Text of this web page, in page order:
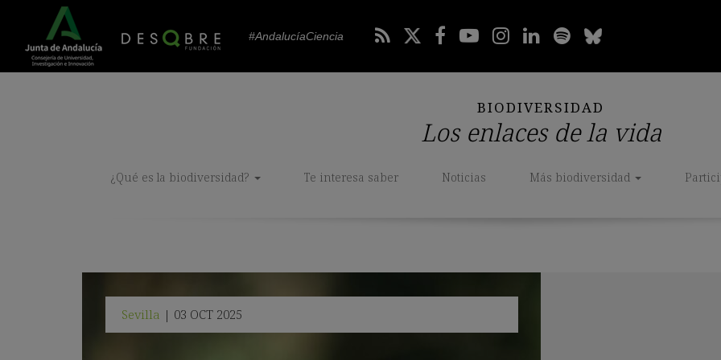
#AndalucíaCiencia
BIODIVERSIDAD
Los enlaces de la vida
¿Qué es la biodiversidad? Te interesa saber Noticias Más biodiversidad
Sevilla | 03 OCT 2025